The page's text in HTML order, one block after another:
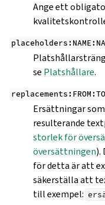
Ange ett
se Platshållare.
Ersättningar
resulterande
storlek för
översättningen).
för detta är att
säkerställa att
till exempel: